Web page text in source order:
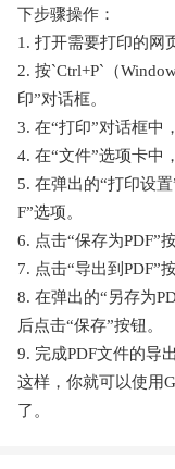
下步骤操作：
1. 打开需要打印的网
2. 按`Ctrl+P`（
印”对话框。
3. 在“打印”对话框中
4. 在“文件”选项卡中
5. 在弹出的“打印设
F”选项。
6. 点击“保存为PDF”
7. 点击“导出到PDF”
8. 在弹出的“另存为
后点击“保存”按钮。
9. 完成PDF文件的导
这样，你就可以使用
了。